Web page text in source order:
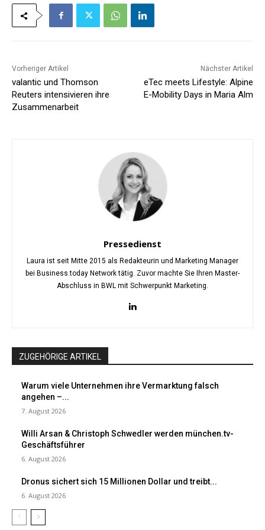
Vorheriger Artikel
valantic und Thomson
Reuters intensivieren ihre
Zusammenarbeit
Nächster Artikel
eTec meets Lifestyle: Alpine
E-Mobility Days in Maria Alm
Pressedienst
Laura ist seit Mitte 2015 als Redakteurin und Marketing Manager
bei Business.today Network tätig. Zuvor machte Sie Ihren Master-
Abschluss in BWL mit Schwerpunkt Marketing.
ZUGEHÖRIGE ARTIKEL
Warum viele Unternehmen ihre Vermarktung falsch
angehen –...
7. August 2026
Willi Arsan & Christoph Schwedler werden münchen.tv-
Geschäftsführer
6. August 2026
Dronus sichert sich 15 Millionen Dollar und treibt...
6. August 2026